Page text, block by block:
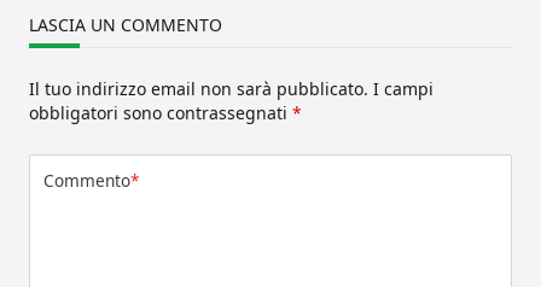
LASCIA UN COMMENTO
Il tuo indirizzo email non sarà pubblicato. I campi
obbligatori sono contrassegnati *
Commento*